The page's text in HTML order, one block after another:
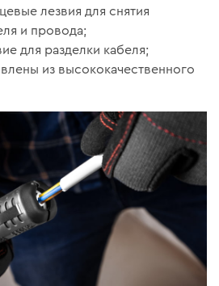
лезвия для снятия
и провода;
для разделки кабеля;
из высококачественного